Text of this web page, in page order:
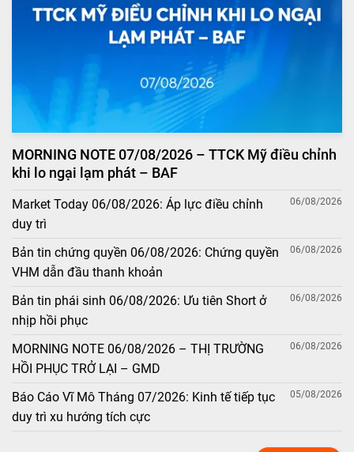
MORNING NOTE 07/08/2026 – TTCK Mỹ điều chỉnh
khi lo ngại lạm phát – BAF
Market Today 06/08/2026: Áp lực điều chỉnh
duy trì
06/08/2026
Bản tin chứng quyền 06/08/2026: Chứng quyền
VHM dẫn đầu thanh khoản
06/08/2026
Bản tin phái sinh 06/08/2026: Ưu tiên Short ở
nhịp hồi phục
06/08/2026
MORNING NOTE 06/08/2026 – THỊ TRƯỜNG
HỒI PHỤC TRỞ LẠI – GMD
06/08/2026
Báo Cáo Vĩ Mô Tháng 07/2026: Kinh tế tiếp tục
duy trì xu hướng tích cực
05/08/2026